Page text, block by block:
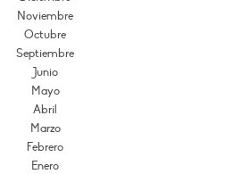
Noviembre
Octubre
Septiembre
Junio
Mayo
Abril
Marzo
Febrero
Enero